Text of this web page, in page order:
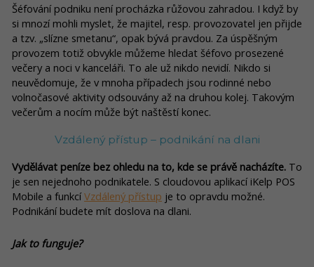
Šéfování podniku není procházka růžovou zahradou. I když by
si mnozí mohli myslet, že majitel, resp. provozovatel jen přijde
a tzv. „slízne smetanu“, opak bývá pravdou. Za úspěšným
provozem totiž obvykle můžeme hledat šéfovo prosezené
večery a noci v kanceláři. To ale už nikdo nevidí. Nikdo si
neuvědomuje, že v mnoha případech jsou rodinné nebo
volnočasové aktivity odsouvány až na druhou kolej. Takovým
večerům a nocím může být naštěstí konec.
Vzdálený přístup – podnikání na dlani
Vydělávat peníze bez ohledu na to, kde se právě nacházíte. To
je sen nejednoho podnikatele. S cloudovou aplikací iKelp POS
Mobile a funkcí Vzdálený přístup je to opravdu možné.
Podnikání budete mít doslova na dlani.
Jak to funguje?